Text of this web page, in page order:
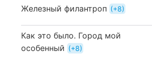
Железный филантроп +8
Как это было. Город мой
особенный
+8